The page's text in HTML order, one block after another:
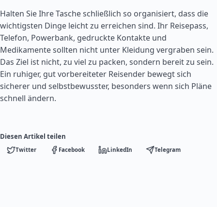
Halten Sie Ihre Tasche schließlich so organisiert, dass die
wichtigsten Dinge leicht zu erreichen sind. Ihr Reisepass,
Telefon, Powerbank, gedruckte Kontakte und
Medikamente sollten nicht unter Kleidung vergraben sein.
Das Ziel ist nicht, zu viel zu packen, sondern bereit zu sein.
Ein ruhiger, gut vorbereiteter Reisender bewegt sich
sicherer und selbstbewusster, besonders wenn sich Pläne
schnell ändern.
Diesen Artikel teilen
Twitter Facebook LinkedIn Telegram